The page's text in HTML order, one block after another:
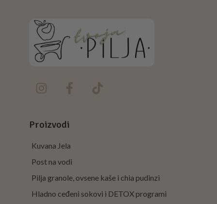
Proizvodi
Kuvana Jela
Post na vodi
Pilja granole, ovsene kaše i chia pudinzi
Hladno ceđeni sokovi i DETOX programi